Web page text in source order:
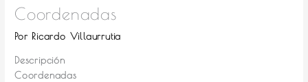
Coordenadas
Por Ricardo Villaurrutia
Descripción
Coordenadas